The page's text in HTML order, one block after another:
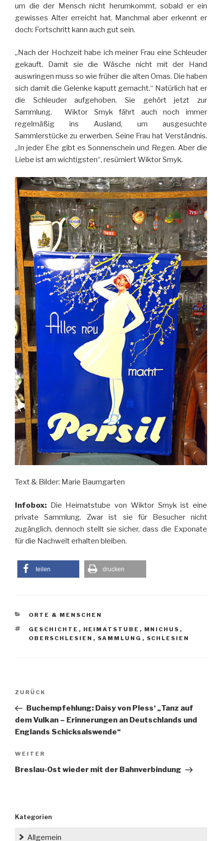
um die der Mensch nicht herumkommt, sobald er ein
gewisses Alter erreicht hat. Manchmal aber erkennt er
doch: Fortschritt kann auch gut sein.
„Nach der Hochzeit habe ich meiner Frau eine Schleuder
gekauft. Damit sie die Wäsche nicht mit der Hand
auswringen muss so wie früher die alten Omas. Die haben
sich damit die Gelenke kaputt gemacht.“ Natürlich hat er
die Schleuder aufgehoben. Sie gehört jetzt zur
Sammlung. Wiktor Smyk fährt auch noch immer
regelmäßig ins Ausland, um ausgesuchte
Sammlerstücke zu erwerben. Seine Frau hat Verständnis.
„In jeder Ehe gibt es Sonnenschein und Regen. Aber die
Liebe ist am wichtigsten“, resümiert Wiktor Smyk.
Text & Bilder: Marie Baumgarten
Infobox: Die Heimatstube von Wiktor Smyk ist eine
private Sammlung. Zwar ist sie für Besucher nicht
zugänglich, dennoch stellt sie sicher, dass die Exponate
für die Nachwelt erhalten bleiben.
teilen drucken
KATEGORIEN
ORTE & MENSCHEN
SCHLAGWÖRTER
GESCHICHTE , HEIMATSTUBE , MNICHUS ,
OBERSCHLESIEN , SAMMLUNG , SCHLESIEN
Beitragsnavigation
Vorheriger
Beitrag
ZURÜCK
Buchempfehlung: Daisy von Pless‘ „Tanz auf
dem Vulkan – Erinnerungen an Deutschlands und
Englands Schicksalswende“
Nächster
Beitrag
WEITER
Breslau-Ost wieder mit der Bahnverbindung
Kategorien
Allgemein